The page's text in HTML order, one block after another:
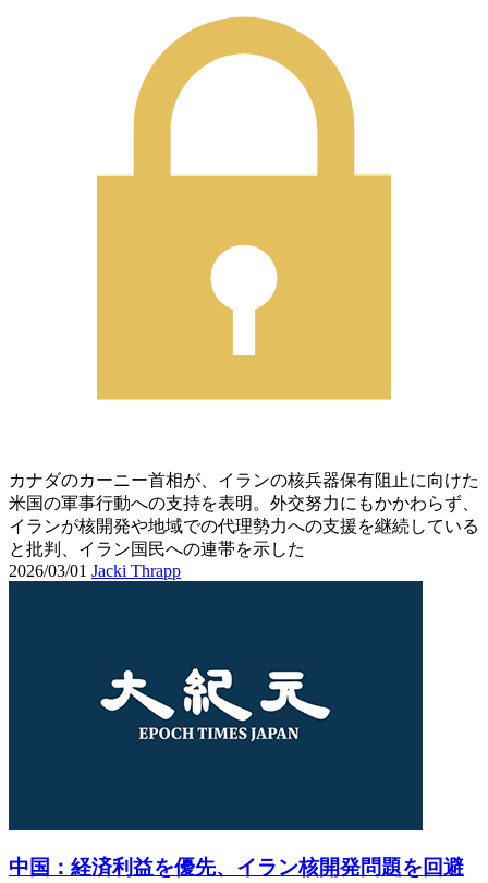
カナダのカーニー首相が、イランの核兵器保有阻止に向けた
米国の軍事行動への支持を表明。外交努力にもかかわらず、
イランが核開発や地域での代理勢力への支援を継続している
と批判、イラン国民への連帯を示した
2026/03/01 Jacki Thrapp
中国：経済利益を優先、イラン核開発問題を回避